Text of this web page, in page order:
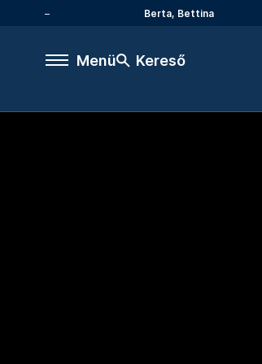
Berta, Bettina
Menü Kereső